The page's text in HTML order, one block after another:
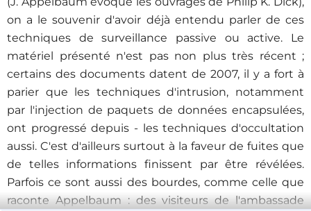
on a le souvenir d'avoir déjà entendu parler de ces
techniques de surveillance passive ou active. Le
matériel présenté n'est pas non plus très récent ;
certains des documents datent de 2007, il y a fort à
parier que les techniques d'intrusion, notamment
par l'injection de paquets de données encapsulées,
ont progressé depuis - les techniques d'occultation
aussi. C'est d'ailleurs surtout à la faveur de fuites que
de telles informations finissent par être révélées.
Parfois ce sont aussi des bourdes, comme celle que
raconte Appelbaum : des visiteurs de l'ambassade